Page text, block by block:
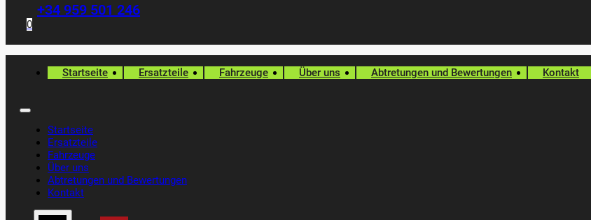
+34 959 501 246
0
Startseite Ersatzteile Fahrzeuge Über uns Abtretungen und Bewertungen Kontakt
Startseite
Ersatzteile
Fahrzeuge
Über uns
Abtretungen und Bewertungen
Kontakt